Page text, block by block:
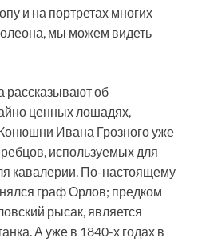
и на портретах многих
мы можем видеть
рассказывают об
ценных лошадях,
Ивана Грозного уже
используемых для
кавалерии. По-настоящему
граф Орлов; предком
рысак, является
А уже в 1840-х годах в